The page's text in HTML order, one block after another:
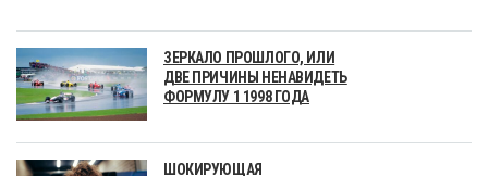
ЗЕРКАЛО ПРОШЛОГО, ИЛИ
ДВЕ ПРИЧИНЫ НЕНАВИДЕТЬ
ФОРМУЛУ 1 1998 ГОДА
ШОКИРУЮЩАЯ